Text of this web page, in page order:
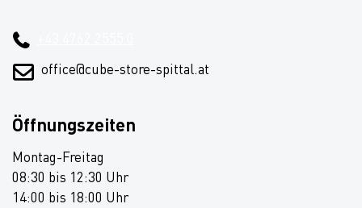
office@cube-store-spittal.at
Öffnungszeiten
Montag-Freitag
08:30 bis 12:30 Uhr
14:00 bis 18:00 Uhr